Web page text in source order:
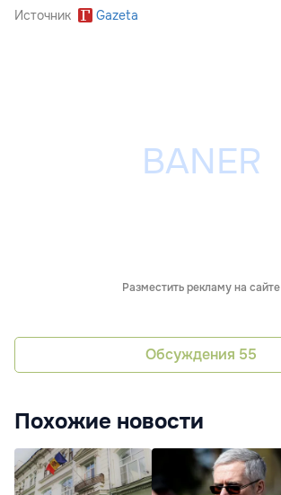
Источник Gazeta
Разместить рекламу на сайте
Обсуждения 55
Похожие новости